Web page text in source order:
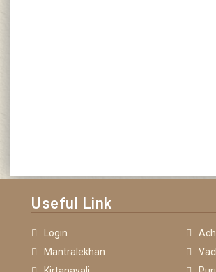
Useful Link
Login
Mantralekhan